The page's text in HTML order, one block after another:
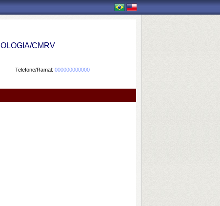
CMRV
Telefone/Ramal: 000000000000